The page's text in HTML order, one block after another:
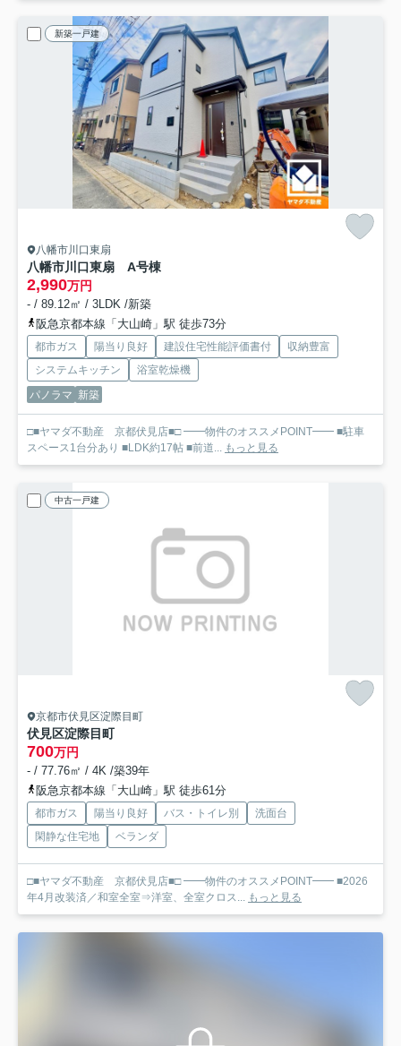
新築一戸建
八幡市川口東扇
八幡市川口東扇 A号棟
2,990万円
- / 89.12㎡ / 3LDK /新築
阪急京都本線「大山崎」駅 徒歩73分
都市ガス 陽当り良好 建設住宅性能評価書付
収納豊富
システムキッチン
浴室乾燥機
パノラマ 新築
□■ヤマダ不動産 京都伏見店■□ ━━物件のオススメPOINT━━ ■駐車
スペース1台分あり ■LDK約17帖 ■前道...
もっと見る
中古一戸建
京都市伏見区淀際目町
伏見区淀際目町
700万円
- / 77.76㎡ / 4K /築39年
阪急京都本線「大山崎」駅 徒歩61分
都市ガス 陽当り良好 バス・トイレ別
洗面台
閑静な住宅地
ベランダ
□■ヤマダ不動産 京都伏見店■□ ━━物件のオススメPOINT━━ ■2026
年4月改装済／和室全室⇒洋室、全室クロス...
もっと見る